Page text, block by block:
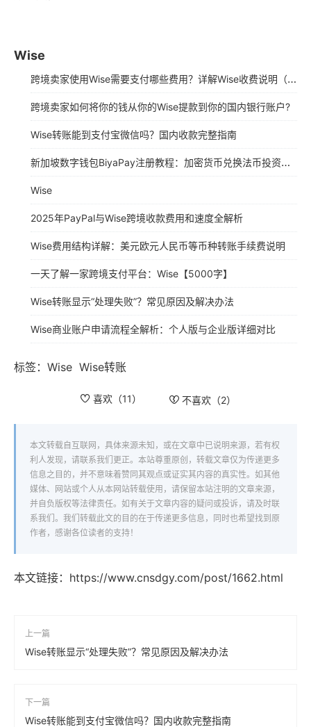
Wise
跨境卖家使用Wise需要支付哪些费用？详解​Wise收费说明（2025年最新版）
跨境卖家如何将你的钱从你的Wise提款到你的国内银行账户?
Wise转账能到支付宝微信吗？国内收款完整指南
新加坡数字钱包BiyaPay注册教程：加密货币兑换法币投资港美股，出金华美银行或Wise防冻卡
Wise
2025年PayPal与Wise跨境收款费用和速度全解析
Wise费用结构详解：美元欧元人民币等币种转账手续费说明
一天了解一家跨境支付平台：Wise【5000字】
Wise转账显示“处理失败”？常见原因及解决办法
Wise商业账户申请流程全解析：个人版与企业版详细对比
标签： Wise Wise转账
喜欢（11） 不喜欢（2）
本文转载自互联网，具体来源未知，或在文章中已说明来源，若有权
利人发现，请联系我们更正。本站尊重原创，转载文章仅为传递更多
信息之目的，并不意味着赞同其观点或证实其内容的真实性。如其他
媒体、网站或个人从本网站转载使用，请保留本站注明的文章来源，
并自负版权等法律责任。如有关于文章内容的疑问或投诉，请及时联
系我们。我们转载此文的目的在于传递更多信息，同时也希望找到原
作者，感谢各位读者的支持！
本文链接： https://www.cnsdgy.com/post/1662.html
上一篇
Wise转账显示“处理失败”？常见原因及解决办法
下一篇
Wise转账能到支付宝微信吗？国内收款完整指南